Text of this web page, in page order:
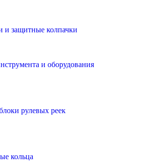
и защитные колпачки
и оборудования
рулевых реек
кольца